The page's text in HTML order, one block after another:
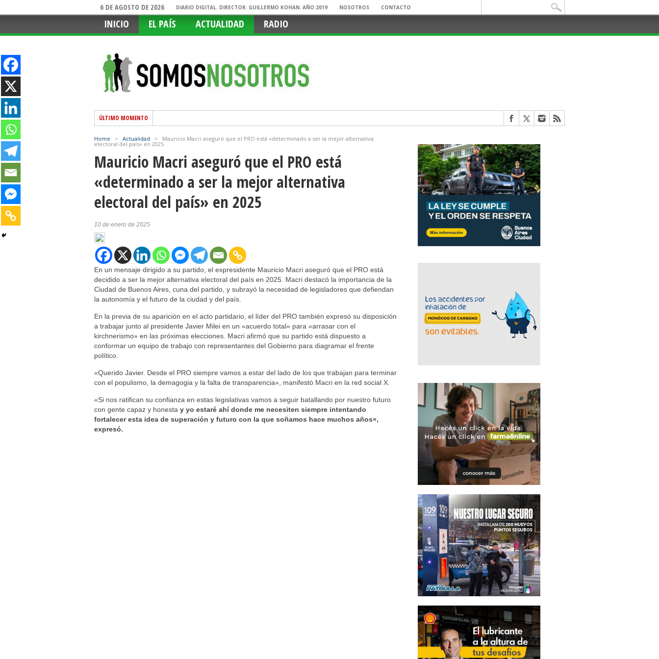
6 DE AGOSTO DE 2026 DIARIO DIGITAL. DIRECTOR: GUILLERMO KOHAN. AÑO:2019 NOSOTROS CONTACTO
INICIO EL PAÍS ACTUALIDAD RADIO
ÚLTIMO MOMENTO
Home > Actualidad > Mauricio Macri aseguró que el PRO está «determinado a ser la mejor alternativa
electoral del país» en 2025
Mauricio Macri aseguró que el PRO está
«determinado a ser la mejor alternativa
electoral del país» en 2025
10 de enero de 2025
En un mensaje dirigido a su partido, el expresidente Mauricio Macri aseguró que el PRO está
decidido a ser la mejor alternativa electoral del país en 2025. Macri destacó la importancia de la
Ciudad de Buenos Aires, cuna del partido, y subrayó la necesidad de legisladores que defiendan
la autonomía y el futuro de la ciudad y del país.
En la previa de su aparición en el acto partidario, el líder del PRO también expresó su disposición
a trabajar junto al presidente Javier Milei en un «acuerdo total» para «arrasar con el
kirchnerismo» en las próximas elecciones. Macri afirmó que su partido está dispuesto a
conformar un equipo de trabajo con representantes del Gobierno para diagramar el frente
político.
«Querido Javier. Desde el PRO siempre vamos a estar del lado de los que trabajan para terminar
con el populismo, la demagogia y la falta de transparencia», manifestó Macri en la red social X.
«Si nos ratifican su confianza en estas legislativas vamos a seguir batallando por nuestro futuro
con gente capaz y honesta y yo estaré ahí donde me necesiten siempre intentando
fortalecer esta idea de superación y futuro con la que soñamos hace muchos años»,
expresó.